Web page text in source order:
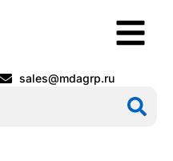
sales@mdagrp.ru